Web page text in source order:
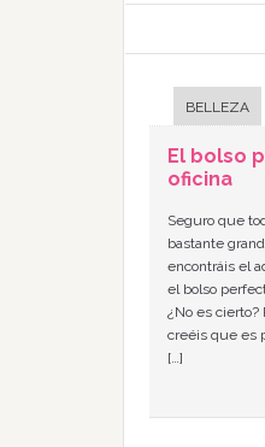
BELLEZA
El bolso
oficina
Seguro que
bastante
encontráis el
el bolso
¿No es
creéis que es
[…]